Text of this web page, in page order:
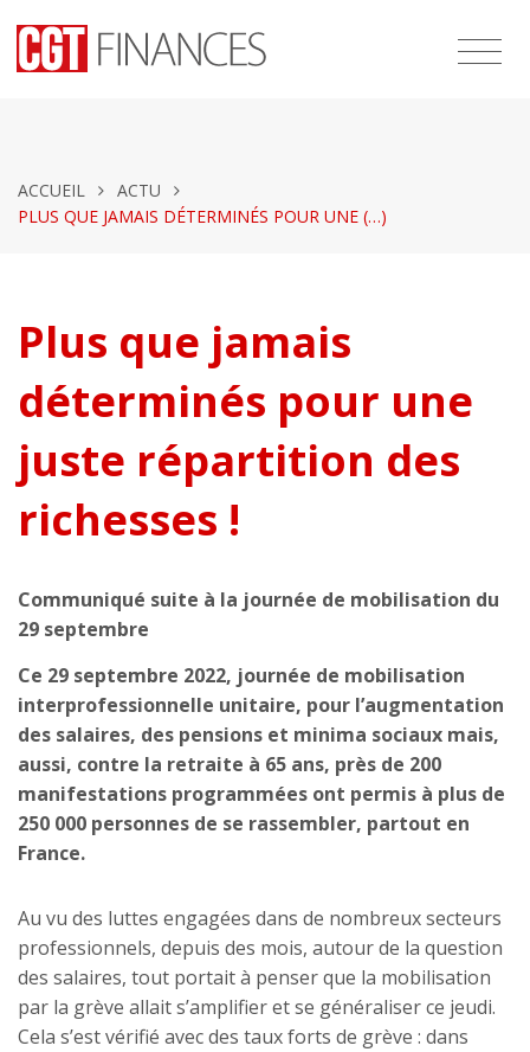
ACCUEIL
ACTU
PLUS QUE JAMAIS DÉTERMINÉS POUR UNE (…)
Plus que jamais
déterminés pour une
juste répartition des
richesses !
Communiqué suite à la journée de mobilisation du
29 septembre
Ce 29 septembre 2022, journée de mobilisation
interprofessionnelle unitaire, pour l’augmentation
des salaires, des pensions et minima sociaux mais,
aussi, contre la retraite à 65 ans, près de 200
manifestations programmées ont permis à plus de
250 000 personnes de se rassembler, partout en
France.
Au vu des luttes engagées dans de nombreux secteurs
professionnels, depuis des mois, autour de la question
des salaires, tout portait à penser que la mobilisation
par la grève allait s’amplifier et se généraliser ce jeudi.
Cela s’est vérifié avec des taux forts de grève : dans